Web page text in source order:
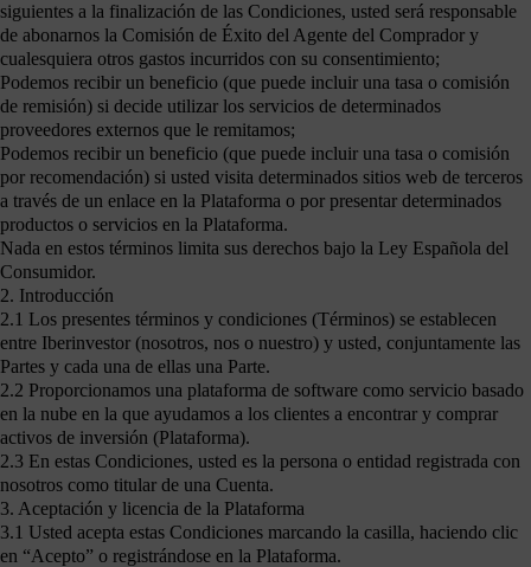
siguientes a la finalización de las Condiciones, usted será responsable
de abonarnos la Comisión de Éxito del Agente del Comprador y
cualesquiera otros gastos incurridos con su consentimiento;
Podemos recibir un beneficio (que puede incluir una tasa o comisión
de remisión) si decide utilizar los servicios de determinados
proveedores externos que le remitamos;
Podemos recibir un beneficio (que puede incluir una tasa o comisión
por recomendación) si usted visita determinados sitios web de terceros
a través de un enlace en la Plataforma o por presentar determinados
productos o servicios en la Plataforma.
Nada en estos términos limita sus derechos bajo la Ley Española del
Consumidor.
2. Introducción
2.1 Los presentes términos y condiciones (Términos) se establecen
entre Iberinvestor (nosotros, nos o nuestro) y usted, conjuntamente las
Partes y cada una de ellas una Parte.
2.2 Proporcionamos una plataforma de software como servicio basado
en la nube en la que ayudamos a los clientes a encontrar y comprar
activos de inversión (Plataforma).
2.3 En estas Condiciones, usted es la persona o entidad registrada con
nosotros como titular de una Cuenta.
3. Aceptación y licencia de la Plataforma
3.1 Usted acepta estas Condiciones marcando la casilla, haciendo clic
en “Acepto” o registrándose en la Plataforma.